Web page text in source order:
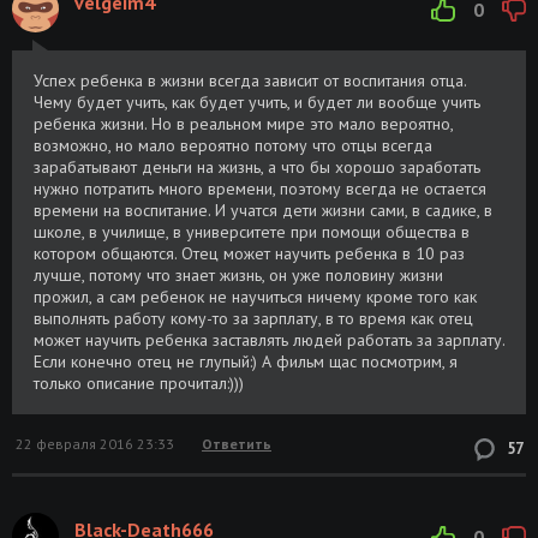
Вероника Марс / Veronica Mars (2014)
BDRip-AVC | iPad | L
GB
Скачать
Вероника Марс / Veronica Mars (2014)
HDRip
Размер: 1.37
GB
Скачать
Вероника Марс / Veronica Mars (2014)
HDRip
Размер: 2.05
GB
Скачать
Вероника Марс / Veronica Mars (2014)
BDRip-AVC от MediaClub | Baibako
Размер: 1.75
GB
Скачать
Вероника Марс / Veronica Mars (2014)
BDRemux 1080p от NovaLan
Размер:
21.68 GB
Скачать
OST - Вероника Марс / Veronica Mars
Размер:
Скачать
0
Успех ребенка в жизни всегда зависит от воспитания отца.
Чему будет учить, как будет учить, и будет ли вообще учить
ребенка жизни. Но в реальном мире это мало вероятно,
возможно, но мало вероятно потому что отцы всегда
зарабатывают деньги на жизнь, а что бы хорошо заработать
нужно потратить много времени, поэтому всегда не остается
времени на воспитание. И учатся дети жизни сами, в садике, в
школе, в училище, в университете при помощи общества в
котором общаются. Отец может научить ребенка в 10 раз
лучше, потому что знает жизнь, он уже половину жизни
прожил, а сам ребенок не научиться ничему кроме того как
выполнять работу кому-то за зарплату, в то время как отец
может научить ребенка заставлять людей работать за зарплату.
Если конечно отец не глупый:) А фильм щас посмотрим, я
только описание прочитал:)))
57
22 февраля 2016 23:33 Ответить
Black-Death666